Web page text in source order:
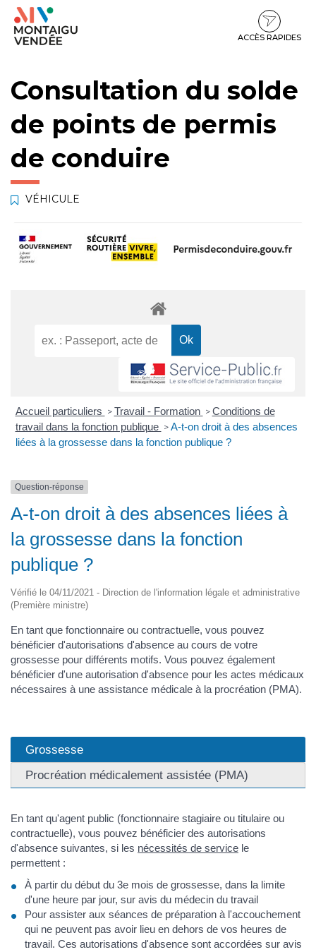
Gestion des traceurs
Aller
Aller
contenu
Aller
pied
ACCÈS RAPIDES
Consultation du solde
de points de permis
de conduire
VÉHICULE
Accueil particuliers > Travail - Formation > Conditions de
travail dans la fonction publique > A-t-on droit à des absences
liées à la grossesse dans la fonction publique ?
Question-réponse
A-t-on droit à des absences liées à
la grossesse dans la fonction
publique ?
Vérifié le 04/11/2021 - Direction de l'information légale et administrative
(Première ministre)
En tant que fonctionnaire ou contractuelle, vous pouvez
bénéficier d'autorisations d'absence au cours de votre
grossesse pour différents motifs. Vous pouvez également
bénéficier d'une autorisation d'absence pour les actes médicaux
nécessaires à une assistance médicale à la procréation (PMA).
Grossesse
Procréation médicalement assistée (PMA)
En tant qu'agent public (fonctionnaire stagiaire ou titulaire ou
contractuelle), vous pouvez bénéficier des autorisations
d'absence suivantes, si les nécessités de service le
permettent :
À partir du début du 3e mois de grossesse, dans la limite
d'une heure par jour, sur avis du médecin du travail
Pour assister aux séances de préparation à l'accouchement
qui ne peuvent pas avoir lieu en dehors de vos heures de
travail. Ces autorisations d'absence sont accordées sur avis